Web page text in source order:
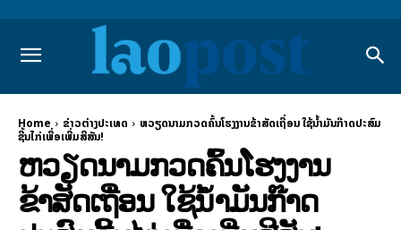
Home ຂ່າວຕ່າງປະເທດ
ຫວຽດນາມກວດຄົ້ນໂຮງງານຂ້າສັດເຖື່ອນ ໃຊ້ນ້ຳມັນກ໊າດປະສົມ
ຊີ້ນໄກ່ເພື່ອເພີ່ມສີສັນ!
ຫວຽດນາມກວດຄົ້ນໂຮງງານ
ຂ້າສັດເຖື່ອນ ໃຊ້ນ້ຳມັນກ໊າດ